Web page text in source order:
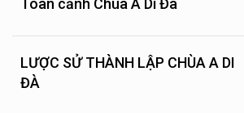
Toàn cảnh Chùa A Di Đà
LƯỢC SỬ THÀNH LẬP CHÙA A DI
ĐÀ